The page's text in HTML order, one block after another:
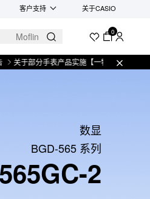
客户支持 关于CASIO
0
分手表产品实施【一物一码】管理的公告
数显
BGD-565 系列
2